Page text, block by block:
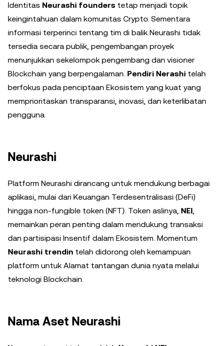
Identitas Neurashi founders tetap menjadi topik
keingintahuan dalam komunitas Crypto. Sementara
informasi terperinci tentang tim di balik Neurashi tidak
tersedia secara publik, pengembangan proyek
menunjukkan sekelompok pengembang dan visioner
Blockchain yang berpengalaman. Pendiri Nerashi telah
berfokus pada penciptaan Ekosistem yang kuat yang
memprioritaskan transparansi, inovasi, dan keterlibatan
pengguna.
Neurashi
Platform Neurashi dirancang untuk mendukung berbagai
aplikasi, mulai dari Keuangan Terdesentralisasi (DeFi)
hingga non-fungible token (NFT). Token aslinya, NEI,
memainkan peran penting dalam mendukung transaksi
dan partisipasi Insentif dalam Ekosistem. Momentum
Neurashi trendin telah didorong oleh kemampuan
platform untuk Alamat tantangan dunia nyata melalui
teknologi Blockchain.
Nama Aset Neurashi